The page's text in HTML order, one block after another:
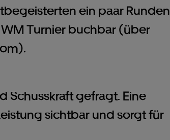
ein paar Runden
WM Turnier buchbar (über
).
Schusskraft gefragt. Eine
sichtbar und sorgt für